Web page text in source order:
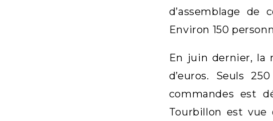
d’assemblage de
Environ 150
En juin dernier, la
d’euros. Seuls
commandes est
Tourbillon est vue